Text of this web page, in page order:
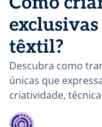
exclusivas
têxtil?
Descubra como
únicas que
criatividade,